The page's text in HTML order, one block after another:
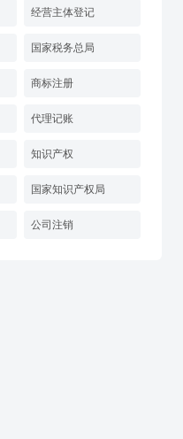
经营主体登记
国家税务总局
商标注册
代理记账
知识产权
国家知识产权局
公司注销